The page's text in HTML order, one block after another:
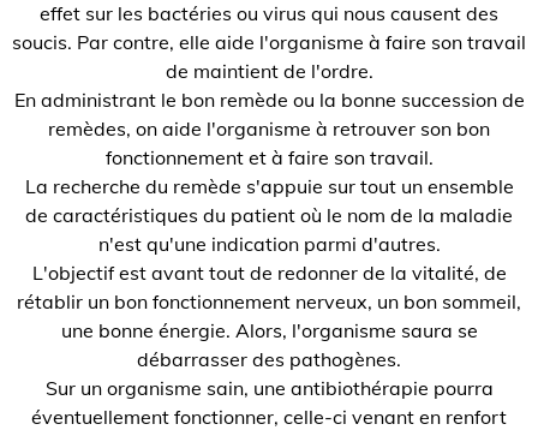
effet sur les bactéries ou virus qui nous causent des
soucis. Par contre, elle aide l'organisme à faire son travail
de maintient de l'ordre.
En administrant le bon remède ou la bonne succession de
remèdes, on aide l'organisme à retrouver son bon
fonctionnement et à faire son travail.
La recherche du remède s'appuie sur tout un ensemble
de caractéristiques du patient où le nom de la maladie
n'est qu'une indication parmi d'autres.
L'objectif est avant tout de redonner de la vitalité, de
rétablir un bon fonctionnement nerveux, un bon sommeil,
une bonne énergie. Alors, l'organisme saura se
débarrasser des pathogènes.
Sur un organisme sain, une antibiothérapie pourra
éventuellement fonctionner, celle-ci venant en renfort